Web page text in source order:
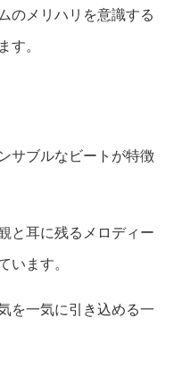
のメリハリを意識する
す。
サブルなビートが特徴
と耳に残るメロディー
います。
を一気に引き込める一